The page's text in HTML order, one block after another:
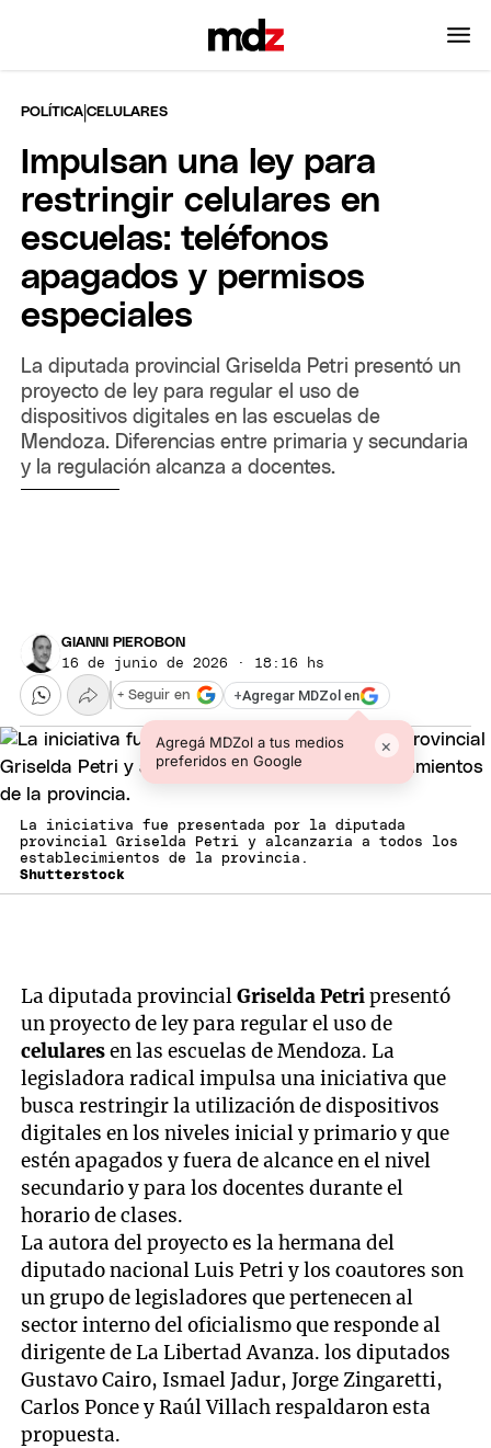
POLÍTICA |CELULARES
Impulsan una ley para
restringir celulares en
escuelas: teléfonos
apagados y permisos
especiales
La diputada provincial Griselda Petri presentó un
proyecto de ley para regular el uso de
dispositivos digitales en las escuelas de
Mendoza. Diferencias entre primaria y secundaria
y la regulación alcanza a docentes.
GIANNI PIEROBON
16 de junio de 2026 · 18:16 hs
+Agregar MDZol en
Agregá MDZol a tus medios
preferidos en Google
×
+ Seguir en
La iniciativa fue presentada por la diputada
provincial Griselda Petri y alcanzaría a todos los
establecimientos de la provincia.
Shutterstock
La diputada provincialGriselda Petripresentó
un proyecto de ley para regular el uso de
celularesen las escuelas de Mendoza. La
legisladora radical impulsa una iniciativa que
busca restringir la utilización de dispositivos
digitales en los niveles inicial y primario y que
estén apagados y fuera de alcance en el nivel
secundario y para los docentes durante el
horario de clases.
La autora del proyecto es la hermana del
diputado nacional Luis Petri y los coautores son
un grupo de legisladores que pertenecen al
sector interno del oficialismo que responde al
dirigente de La Libertad Avanza. los diputados
Gustavo Cairo, Ismael Jadur, Jorge Zingaretti,
Carlos Ponce y Raúl Villach respaldaron esta
propuesta.